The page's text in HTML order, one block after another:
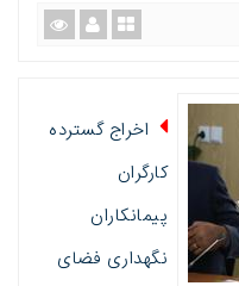
اخراج گسترده
کارگران
پیمانکاران
نگهداری فضای